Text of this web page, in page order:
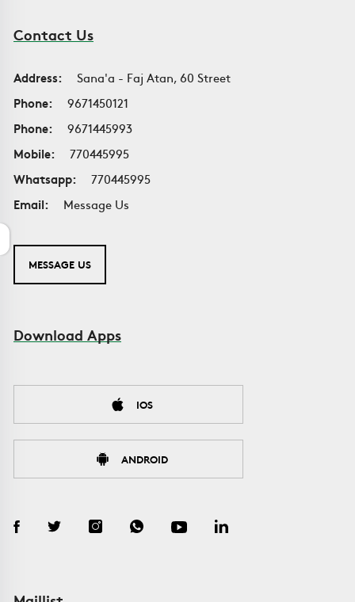
Contact Us
Address:
Sana'a - Faj Atan, 60 Street
Phone:
9671450121
Phone:
9671445993
Mobile:
770445995
Whatsapp:
770445995
Email:
Message Us
MESSAGE US
Download Apps
IOS
ANDROID